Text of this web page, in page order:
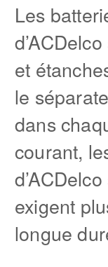
Les
et
le
dans
courant,
exigent
longue